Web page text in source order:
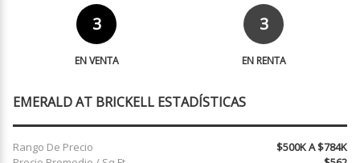
3
EN VENTA
3
EN RENTA
EMERALD AT BRICKELL ESTADÍSTICAS
$500K A $784K
Rango De Precio